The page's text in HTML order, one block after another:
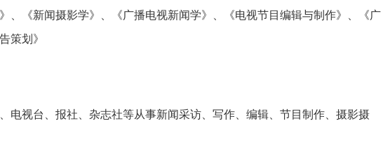
、《新闻摄影学》、《广播电视新闻学》、《电视节目编辑与制作》、《广
策划》
电视台、报社、杂志社等从事新闻采访、写作、编辑、节目制作、摄影摄